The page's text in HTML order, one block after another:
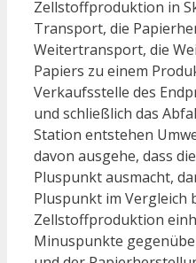
Zellstoffproduktion in
Transport, die
Weitertransport, die
Papiers zu einem
Verkaufsstelle des
und schließlich das
Station entstehen
davon ausgehe, dass
Pluspunkt ausmacht,
Pluspunkt im Vergleich
Zellstoffproduktion
Minuspunkte